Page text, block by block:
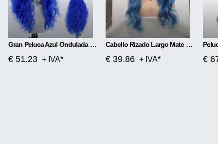
Gran Peluca Azul Ondulada Con Encaje Frontal
€ 51.23 + IVA*
Cabello Rizado Largo Mate Con Separación Media De Cabeza De Encaje Frontal De Fibra Química
€ 39.86 + IVA* €